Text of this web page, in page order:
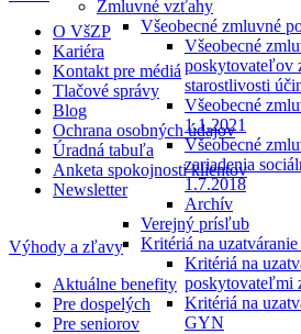
Zmluvné vzťahy
Všeobecné zmluvné
Všeobecné
poskytovateľov
starostlivosti
Všeobecné
1.1.2021
Všeobecné
zariadenia
1.7.2018
Archív
Verejný prísľub
Kritériá na
Kritériá na
poskytovateľmi
Kritériá na
GYN
O VšZP
Kariéra
Kontakt pre médiá
Tlačové správy
Blog
Ochrana osobných údajov
Úradná tabuľa
Anketa spokojnosti klientov
Newsletter
Výhody a zľavy
Aktuálne benefity
Pre dospelých
Pre seniorov